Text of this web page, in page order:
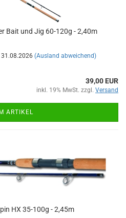
Bait und Jig 60-120g - 2,40m
(Ausland abweichend)
39,00 EUR
inkl. 19% MwSt. zzgl. Versand
ARTIKEL
HX 35-100g - 2,45m